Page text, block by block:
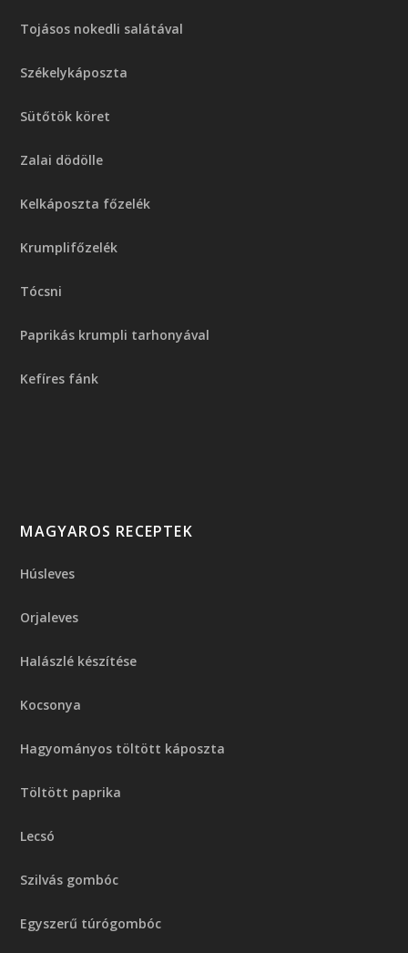
Tojásos nokedli salátával
Székelykáposzta
Sütőtök köret
Zalai dödölle
Kelkáposzta főzelék
Krumplifőzelék
Tócsni
Paprikás krumpli tarhonyával
Kefíres fánk
MAGYAROS RECEPTEK
Húsleves
Orjaleves
Halászlé készítése
Kocsonya
Hagyományos töltött káposzta
Töltött paprika
Lecsó
Szilvás gombóc
Egyszerű túrógombóc